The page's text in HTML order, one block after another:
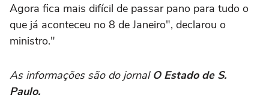
Agora fica mais difícil de passar pano para tudo o
que já aconteceu no 8 de Janeiro", declarou o
ministro."
As informações são do jornal O Estado de S.
Paulo.